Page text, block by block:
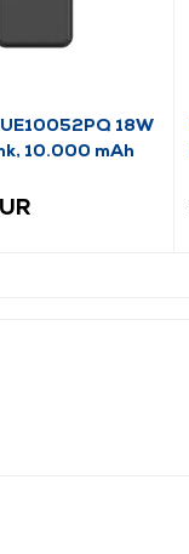
18W
10.000 mAh